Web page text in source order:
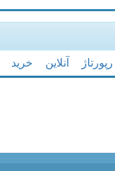
رپورتاژ آنلاین خرید